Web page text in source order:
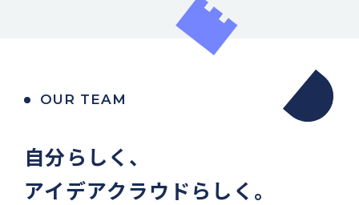
OUR TEAM
自分らしく、
アイデアクラウドらしく。